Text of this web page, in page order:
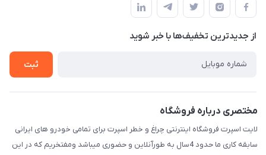
لیست محصولات
درباره ما
حریم خصوصی
راهنما
از جدید‌ترین تخفیف‌ها با‌ خبر شوید
ثبت
مختصری درباره فروشگاه
لایت اسپرت فروشگاه اینترنتی چراغ و خطر اسپرت برای تمامی خودرو های ایرانی
سابقه کاری ما حدود 4سال به طورآنلاین و حضوری میباشد ومفتخریم که در این